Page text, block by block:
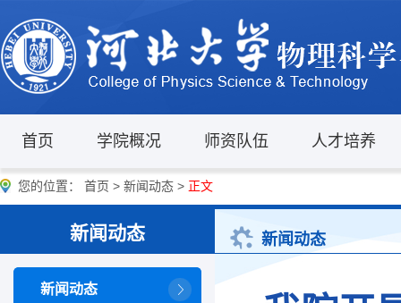
首页 学院概况 师资队伍 人才培养
您的位置： 首页 > 新闻动态 > 正文
新闻动态
新闻动态
新闻动态